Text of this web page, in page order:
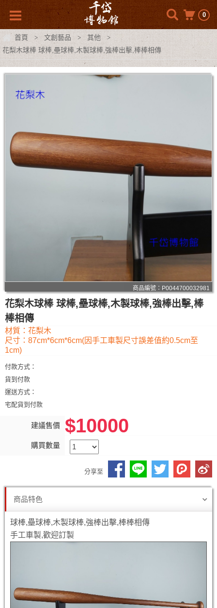
0
首頁 > 文創藝品 > 其他 >
花梨木球棒 球棒,壘球棒,木製球棒,強棒出擊,棒棒相傳
商品編號：P0044700032981
花梨木球棒 球棒,壘球棒,木製球棒,強棒出擊,棒
棒相傳
材質：花梨木
尺寸：87cm*6cm*6cm(因手工車製尺寸誤差值約0.5cm至
1cm)
付款方式：
貨到付款
運送方式：
宅配貨到付款
建議售價 $10000
購買數量
分享至
商品特色
球棒,壘球棒,木製球棒,強棒出擊,棒棒相傳
手工車製,歡迎訂製